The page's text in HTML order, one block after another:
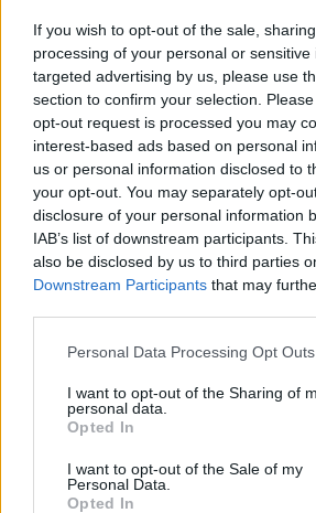
If you wish to opt-out of the sale,
processing of your personal or
targeted advertising by us, please use
section to confirm your selection.
opt-out request is processed you may
interest-based ads based on personal
us or personal information disclosed to
your opt-out. You may separately opt-
disclosure of your personal information
IAB’s list of downstream participants.
also be disclosed by us to third parties
Downstream Participants that may
Please note that this website/app uses
not limited to your visit or usage
grant or deny consent to Google and its
use your data for below specified
consent section.
Personal Data Processing Opt Outs
I want to opt-out of the Sharing of
personal data.
Opted In
I want to opt-out of the Sale of my
Personal Data.
Opted In